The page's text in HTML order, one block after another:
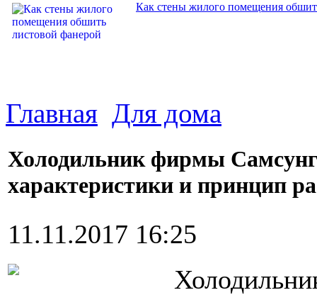
Как стены жилого помещения
Главная Для дома
Холодильник фирмы
характеристики и принцип
11.11.2017 16:25